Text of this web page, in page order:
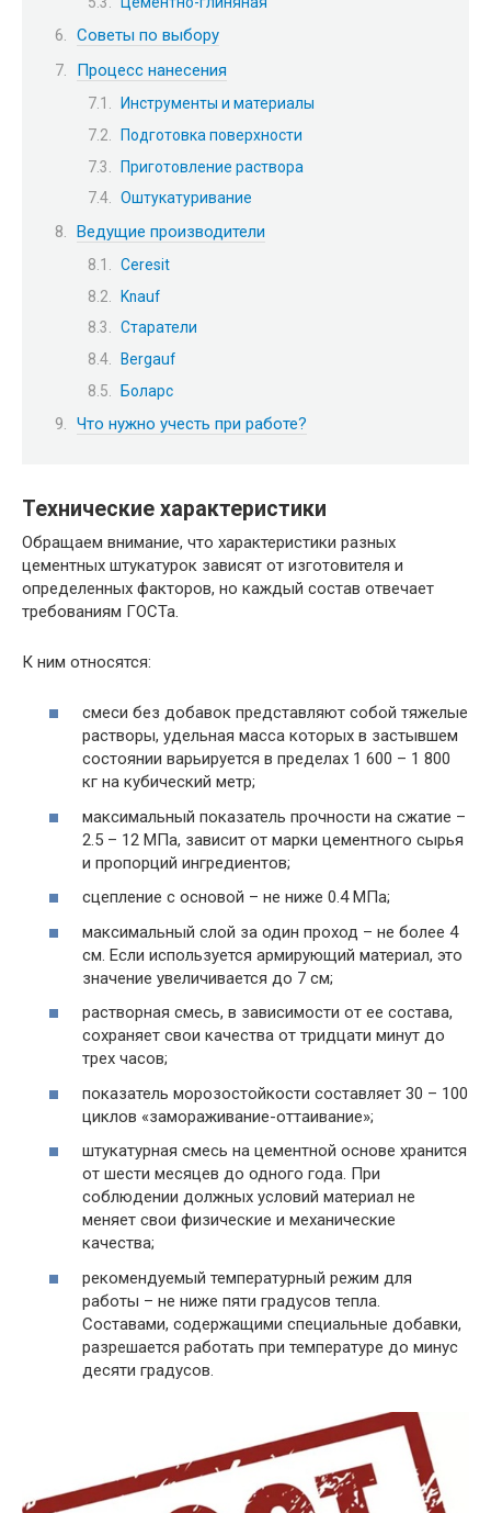
Советы по выбору
Процесс нанесения
Инструменты и материалы
Подготовка поверхности
Приготовление раствора
Оштукатуривание
Ведущие производители
Ceresit
Knauf
Старатели
Bergauf
Боларс
Что нужно учесть при работе?
Технические характеристики
Обращаем внимание, что характеристики разных
цементных штукатурок зависят от изготовителя и
определенных факторов, но каждый состав отвечает
требованиям ГОСТа.
К ним относятся:
смеси без добавок представляют собой тяжелые
растворы, удельная масса которых в застывшем
состоянии варьируется в пределах 1 600 – 1 800
кг на кубический метр;
максимальный показатель прочности на сжатие –
2.5 – 12 МПа, зависит от марки цементного сырья
и пропорций ингредиентов;
сцепление с основой – не ниже 0.4 МПа;
максимальный слой за один проход – не более 4
см. Если используется армирующий материал, это
значение увеличивается до 7 см;
растворная смесь, в зависимости от ее состава,
сохраняет свои качества от тридцати минут до
трех часов;
показатель морозостойкости составляет 30 – 100
циклов «замораживание-оттаивание»;
штукатурная смесь на цементной основе хранится
от шести месяцев до одного года. При
соблюдении должных условий материал не
меняет свои физические и механические
качества;
рекомендуемый температурный режим для
работы – не ниже пяти градусов тепла.
Составами, содержащими специальные добавки,
разрешается работать при температуре до минус
десяти градусов.